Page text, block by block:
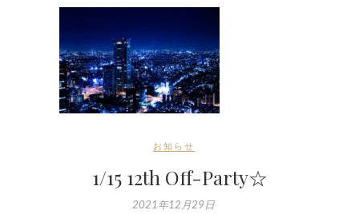
お知らせ
1/15 12th Off-Party☆
2021年12月29日